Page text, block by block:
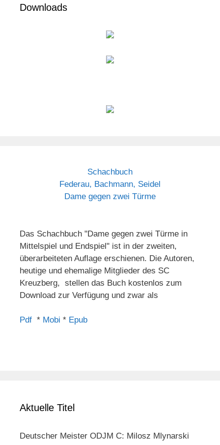
Downloads
Schachbuch
Federau, Bachmann, Seidel
Dame gegen zwei Türme
Das Schachbuch "Dame gegen zwei Türme in
Mittelspiel und Endspiel" ist in der zweiten,
überarbeiteten Auflage erschienen. Die Autoren,
heutige und ehemalige Mitglieder des SC
Kreuzberg, stellen das Buch kostenlos zum
Download zur Verfügung und zwar als
Pdf * Mobi * Epub
Aktuelle Titel
Deutscher Meister ODJM C: Milosz Mlynarski